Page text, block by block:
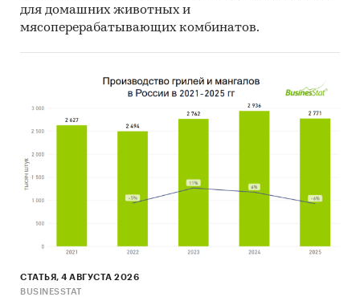
для домашних животных и
мясоперерабатывающих комбинатов.
СТАТЬЯ, 4 АВГУСТА 2026
BUSINESSTAT